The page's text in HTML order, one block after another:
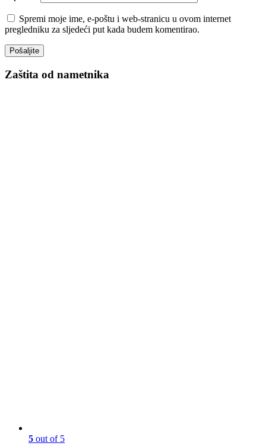
Spremi moje ime, e-poštu i web-stranicu u ovom internet
pregledniku za sljedeći put kada budem komentirao.
Zaštita od nametnika
5 out of 5